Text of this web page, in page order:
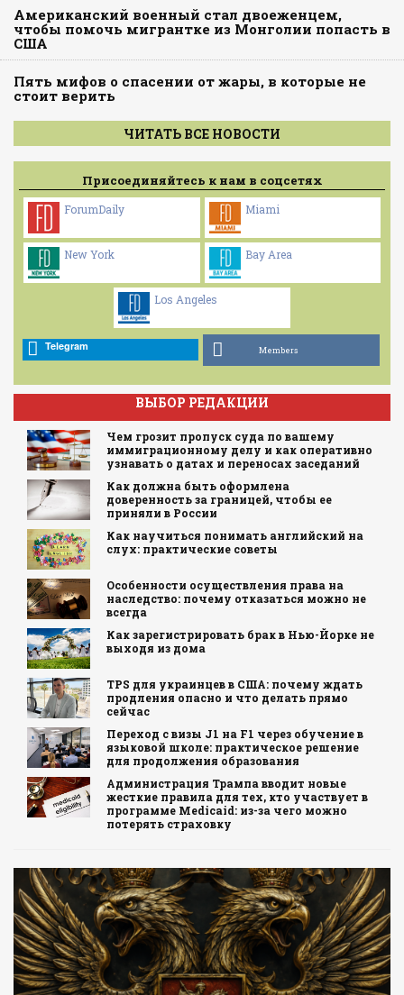
Американский военный стал двоеженцем,
чтобы помочь мигрантке из Монголии попасть в
США
Пять мифов о спасении от жары, в которые не
стоит верить
ЧИТАТЬ ВСЕ НОВОСТИ
Присоединяйтесь к нам в соцсетях
ForumDaily Miami
New York Bay Area
Los Angeles
Telegram Members
ВЫБОР РЕДАКЦИИ
Чем грозит пропуск суда по вашему
иммиграционному делу и как оперативно
узнавать о датах и переносах заседаний
Как должна быть оформлена
доверенность за границей, чтобы ее
приняли в России
Как научиться понимать английский на
слух: практические советы
Особенности осуществления права на
наследство: почему отказаться можно не
всегда
Как зарегистрировать брак в Нью-Йорке не
выходя из дома
TPS для украинцев в США: почему ждать
продления опасно и что делать прямо
сейчас
Переход с визы J1 на F1 через обучение в
языковой школе: практическое решение
для продолжения образования
Администрация Трампа вводит новые
жесткие правила для тех, кто участвует в
программе Medicaid: из-за чего можно
потерять страховку